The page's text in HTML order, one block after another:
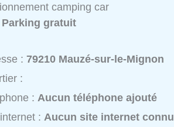
camping car
Parking gratuit
:79210 Mauzé-sur-le-Mignon
:
: Aucun téléphone ajouté
: Aucun site internet connu